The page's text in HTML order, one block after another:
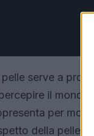
pelle serve a
il
per
della pelle,